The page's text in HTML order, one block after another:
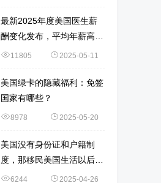
最新2025年度美国医生薪
酬变化发布，平均年薪高达
37.6万美元！赴美中国医生
11805 2025-05-11
美国绿卡的隐藏福利：免签
国家有哪些？
8978 2025-05-20
美国没有身份证和户籍制
度，那移民美国生活以后，
要如何证明自己的身份？
6244 2025-04-26